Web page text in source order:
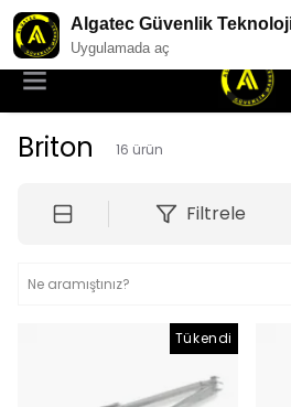
YENI NESIL GÜVENLIK
Briton 16 ürün
Filtrele
Tükendi
Algatec Güvenlik
Uygulamada aç